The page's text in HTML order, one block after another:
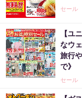
セール
【ユ
なウ
旅行
で》
セール